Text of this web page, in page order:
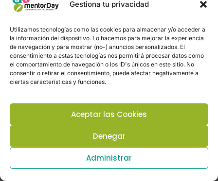
Gestiona tu privacidad
Utilizamos tecnologías como las cookies para almacenar y/o acceder a
la información del dispositivo. Lo hacemos para mejorar la experiencia
de navegación y para mostrar (no-) anuncios personalizados. El
consentimiento a estas tecnologías nos permitirá procesar datos como
el comportamiento de navegación o los ID's únicos en este sitio. No
consentir o retirar el consentimiento, puede afectar negativamente a
ciertas características y funciones.
Aceptar las Cookies
Denegar
Administrar
16 de noviembre de 2022